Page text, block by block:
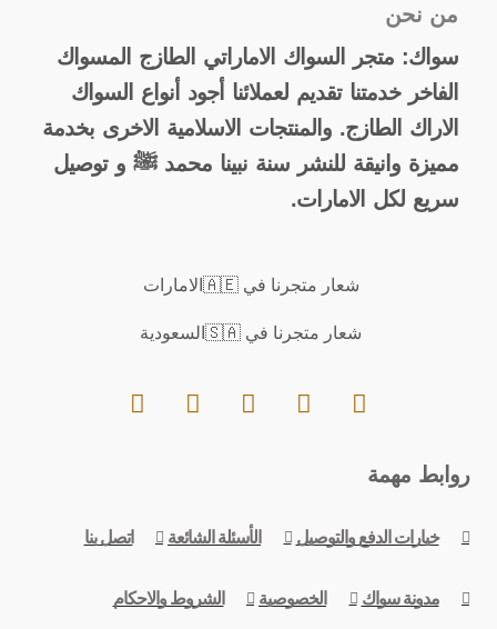
من نحن
سواك: متجر السواك الاماراتي الطازج المسواك
الفاخر خدمتنا تقديم لعملائنا أجود أنواع السواك
الاراك الطازج. والمنتجات الاسلامية الاخرى بخدمة
مميزة وانيقة للنشر سنة نبينا محمد ﷺ و توصيل
سريع لكل الامارات.
شعار متجرنا في 🇦🇪الامارات
شعار متجرنا في 🇸🇦السعودية
روابط مهمة
خيارات الدفع والتوصيل الأسئلة الشائعة اتصل بنا
مدونة سواك الخصوصية الشروط والاحكام